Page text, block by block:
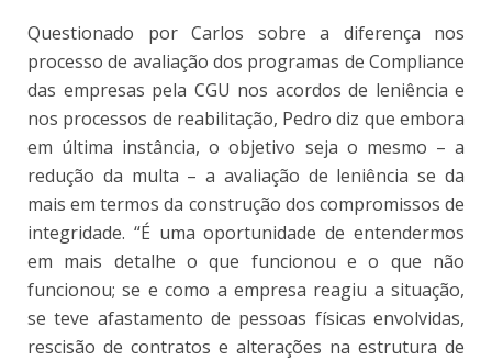
Questionado por Carlos sobre a diferença nos
processo de avaliação dos programas de Compliance
das empresas pela CGU nos acordos de leniência e
nos processos de reabilitação, Pedro diz que embora
em última instância, o objetivo seja o mesmo – a
redução da multa – a avaliação de leniência se da
mais em termos da construção dos compromissos de
integridade. “É uma oportunidade de entendermos
em mais detalhe o que funcionou e o que não
funcionou; se e como a empresa reagiu a situação,
se teve afastamento de pessoas físicas envolvidas,
rescisão de contratos e alterações na estrutura de